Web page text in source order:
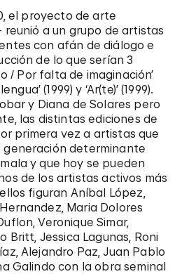
el proyecto de arte
a un grupo de artistas
con afán de diálogo e
de lo que serían 3
/ Por falta de imaginación’
(1999) y ‘Ar(te)’ (1999).
y Diana de Solares pero
las distintas ediciones de
primera vez a artistas que
generación determinante
y que hoy se pueden
de los artistas activos más
figuran Aníbal López,
Maria Dolores
Veronique Simar,
Britt, Jessica Lagunas, Roni
Alejandro Paz, Juan Pablo
Galindo con la obra seminal